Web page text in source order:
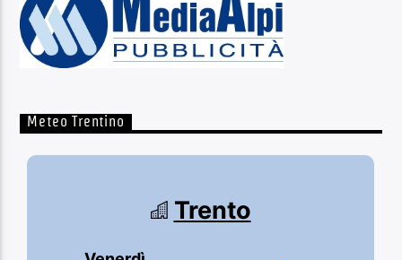
Meteo Trentino